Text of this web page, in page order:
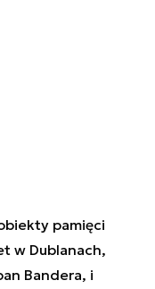
pamięci
w Dublanach,
Bandera, i